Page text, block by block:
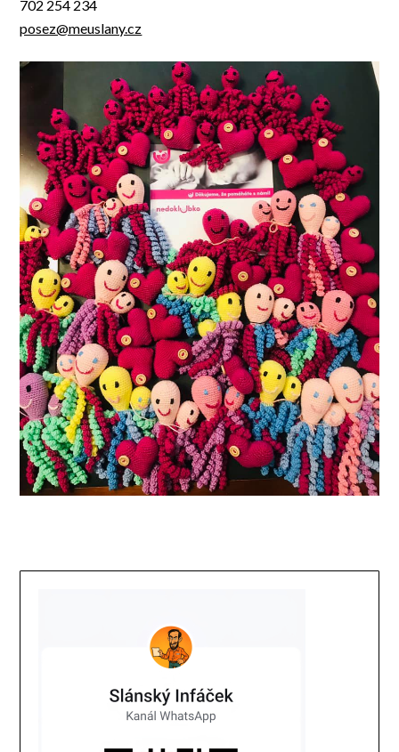
702 254 234
posez@meuslany.cz